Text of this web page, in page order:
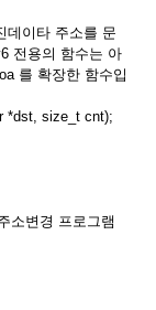
데이타 주소를 문
전용의 함수는 아
를 확장한 함수입
*dst, size_t cnt);
소변경 프로그램